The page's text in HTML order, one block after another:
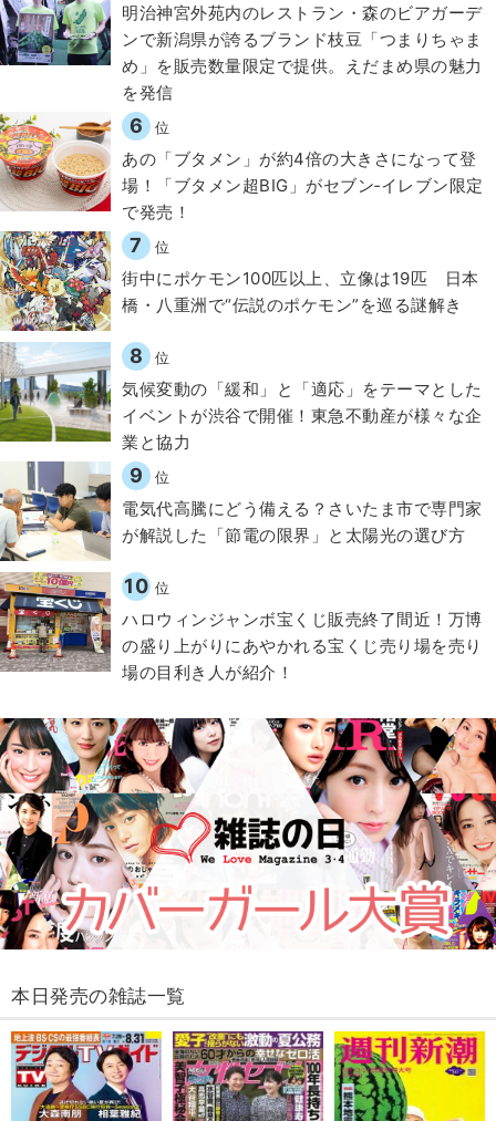
明治神宮外苑内のレストラン・森のビアガーデ
ンで新潟県が誇るブランド枝豆「つまりちゃま
め」を販売数量限定で提供。えだまめ県の魅力
を発信
6 位
あの「ブタメン」が約4倍の大きさになって登
場！「ブタメン超BIG」がセブン‐イレブン限定
で発売！
7 位
街中にポケモン100匹以上、立像は19匹 日本
橋・八重洲で“伝説のポケモン”を巡る謎解き
8 位
気候変動の「緩和」と「適応」をテーマとした
イベントが渋谷で開催！東急不動産が様々な企
業と協力
9 位
電気代高騰にどう備える？さいたま市で専門家
が解説した「節電の限界」と太陽光の選び方
10 位
ハロウィンジャンボ宝くじ販売終了間近！万博
の盛り上がりにあやかれる宝くじ売り場を売り
場の目利き人が紹介！
本日発売の雑誌一覧